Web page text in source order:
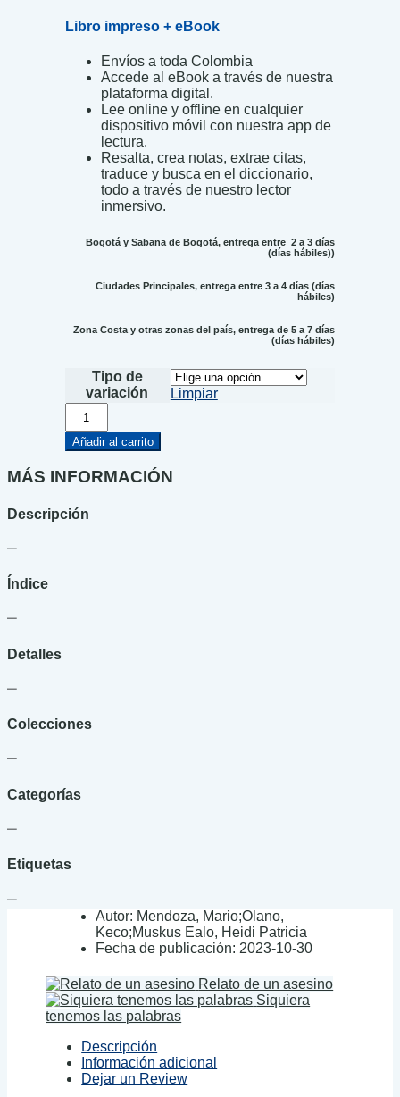
Libro impreso + eBook
Envíos a toda Colombia
Accede al eBook a través de nuestra
plataforma digital.
Lee online y offline en cualquier
dispositivo móvil con nuestra app de
lectura.
Resalta, crea notas, extrae citas,
traduce y busca en el diccionario,
todo a través de nuestro lector
inmersivo.
Bogotá y Sabana de Bogotá, entrega entre 2 a 3 días
(días hábiles))
Ciudades Principales, entrega entre 3 a 4 días (días
hábiles)
Zona Costa y otras zonas del país, entrega de 5 a 7 días
(días hábiles)
Tipo de
variación
Limpiar
Siete
minutos
cantidad
Añadir al carrito
MÁS INFORMACIÓN
Descripción
Índice
Detalles
Colecciones
Categorías
Etiquetas
Autor: Mendoza, Mario;Olano,
Keco;Muskus Ealo, Heidi Patricia
Fecha de publicación: 2023-10-30
Relato de un asesino
Siquiera
tenemos las palabras
Descripción
Información adicional
Dejar un Review